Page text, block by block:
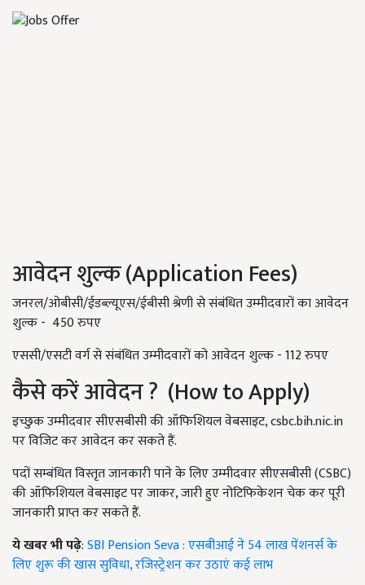
आवेदन शुल्क (Application Fees)
जनरल/ओबीसी/ईडब्ल्यूएस/ईबीसी श्रेणी से संबंधित उम्मीदवारों का आवेदन
शुल्क - 450 रुपए
एससी/एसटी वर्ग से संबंधित उम्मीदवारों को आवेदन शुल्क - 112 रुपए
कैसे करें आवेदन ? (How to Apply)
इच्छुक उम्मीदवार सीएसबीसी की ऑफिशियल वेबसाइट, csbc.bih.nic.in
पर विजिट कर आवेदन कर सकते हैं.
पदों सम्बंधित विस्तृत जानकारी पाने के लिए उम्मीदवार सीएसबीसी (CSBC)
की ऑफिशियल वेबसाइट पर जाकर, जारी हुए नोटिफिकेशन चेक कर पूरी
जानकारी प्राप्त कर सकते हैं.
ये खबर भी पढ़े:SBI Pension Seva : एसबीआई ने 54 लाख पेंशनर्स के
लिए शुरू की खास सुविधा, रजिस्ट्रेशन कर उठाएं कई लाभ